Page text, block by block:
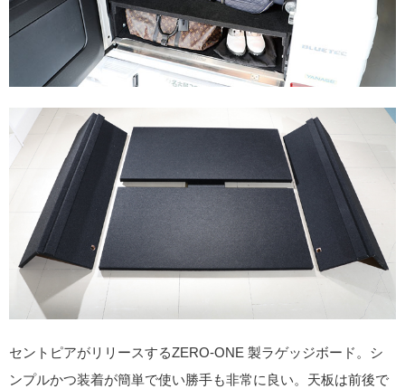
セントピアがリリースするZERO-ONE 製ラゲッジボード。シ
ンプルかつ装着が簡単で使い勝手も非常に良い。天板は前後で